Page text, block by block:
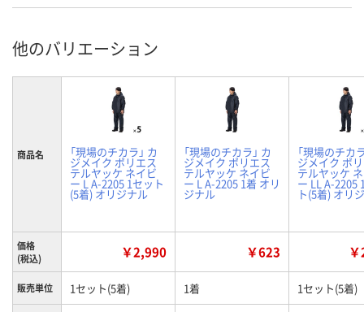
他のバリエーション
商品名 「現場のチカラ」 カ
ジメイク ポリエス
テルヤッケ ネイビ
ー L A-2205 1セット
(5着) オリジナル
「現場のチカラ」 カ
ジメイク ポリエス
テルヤッケ ネイビ
ー L A-2205 1着 オリ
ジナル
「現場のチカ
ジメイク ポ
テルヤッケ
ー LL A-2205
ト(5着) オリ
価格
(税込)
￥2,990 ￥623
販売単位 1セット(5着) 1着 1セット(5着)